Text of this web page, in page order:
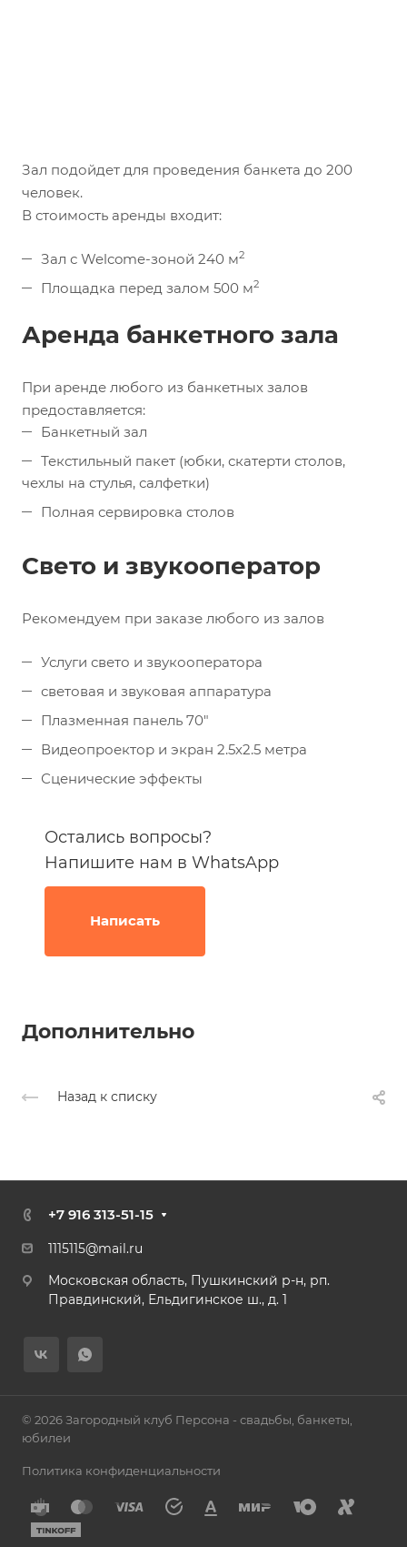
Зал подойдет для проведения банкета до 200
человек.
В стоимость аренды входит:
Зал с Welcome-зоной 240 м2
Площадка перед залом 500 м2
Аренда банкетного зала
При аренде любого из банкетных залов
предоставляется:
Банкетный зал
Текстильный пакет (юбки, скатерти столов,
чехлы на стулья, салфетки)
Полная сервировка столов
Свето и звукооператор
Рекомендуем при заказе любого из залов
Услуги свето и звукооператора
световая и звуковая аппаратура
Плазменная панель 70"
Видеопроектор и экран 2.5х2.5 метра
Сценические эффекты
Остались вопросы?
Напишите нам в WhatsApp
Написать
Дополнительно
Назад к списку
+7 916 313-51-15
1115115@mail.ru
Московская область, Пушкинский р-н, рп.
Правдинский, Ельдигинское ш., д. 1
© 2026 Загородный клуб Персона - свадьбы, банкеты,
юбилеи
Политика конфиденциальности